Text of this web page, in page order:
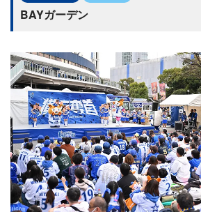
BAYガーデン